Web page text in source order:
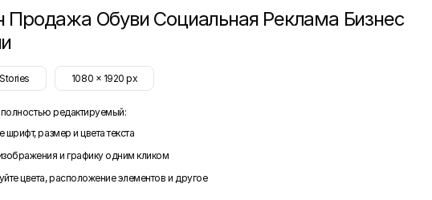
Продажа Обуви Социальная Реклама Бизнес
1080 x 1920 px
редактируемый:
шрифт, размер и цвета текста
и графику одним кликом
цвета, расположение элементов и другое